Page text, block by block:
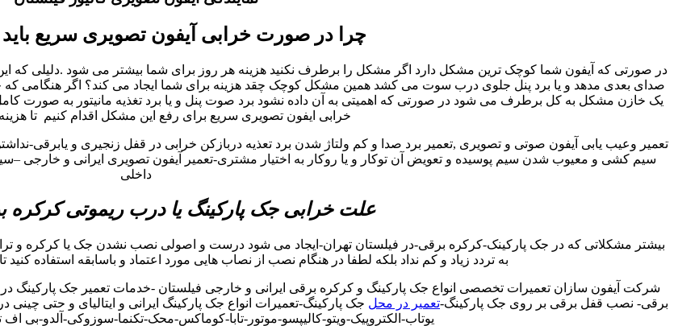
چرا در صورت خرابی آیفون تصویری سریع
در صورتی که آیفون شما کوچک ترین مشکل دارد اگر مشکل را برطرف نکنید هزینه هر روز برای شما بیشتر می شود .دلیلی که این
صدای بعدی مدهد و یا برد پنل جلوی درب سوت می کشد همین مشکل کوچک چقد هزینه برای شما ایجاد می کند؟ اگر هنگامی که
یک خازن مشکل به کل برطرف می شود در صورتی که اهمیتی به آن داده نشود برد صوت پنل و یا برد تغذیه مانیتور به صورت
خرابی ایفون تصویری سریع برای رفع این مشکل اقدام کنیم تا هزینه
تعمیر وعیب یابی آیفون صوتی و تصویری ,تعمیر برد صدا و کم ولتاژ شدن برد تعذیه دربازکن خرابی در قفل زنجیری و یابرقی-
سیم کشی و معیوب شدن سیم پوسیده و تعویض آن توکار و یا روکار به اختیار مشتری-تعمیر آیفون تصویری ایرانی و خارجی
داخلی
علت خرابی جک پارکینگ یا درب ریموتی
بیشتر مشکلاتی که در جک پارکینک-کرکره برقی-در فیلستان تهران-ایجاد می شود درست و اصولی نصب نشدن جک یا کرکره و
به تردد زیاد و کم نداد بلکه لطفا در هنگام نصب از نصاب هایی مورد اعتماد و باسابقه استفاده کنید
شرکت آیفون سازان تعمیرات تخصصی انواع جک پارکینگ و کرکره برقی ایرانی و خارجی فیلستان -خدمات تعمیر جک پارکینگ در
برقی- نصب قفل برقی بر روی جک پارکینگ-تعمیر در محل جک پارکینگ-تعمیرات انواع جک پارکینگ ایرانی و ایتالیای و حتی
یوتاب-الکتروپیک-ویتو-کالیپسو-موتور-تابا-کوماکس-محک-تکنما-سوزوکی-آلدو-بی